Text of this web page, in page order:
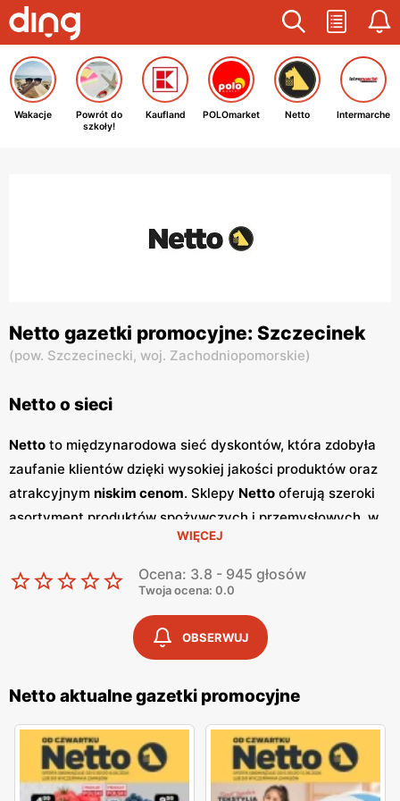
Wakacje
Powrót do
szkoły!
Kaufland POLOmarket Netto Intermarche
Netto gazetki promocyjne: Szczecinek
(pow. Szczecinecki, woj. Zachodniopomorskie)
Netto o sieci
Netto to międzynarodowa sieć dyskontów, która zdobyła
zaufanie klientów dzięki wysokiej jakości produktów oraz
atrakcyjnym niskim cenom. Sklepy Netto oferują szeroki
asortyment produktów spożywczych i przemysłowych, w
tym świeże owoce i warzywa, pieczywo, nabiał, mięso oraz
artykuły codziennego użytku. Klienci cenią sobie bogaty
wybór oraz częste
promocje, które umożliwiają
oszczędności na zakupach. Jednym z kluczowych
elementów strategii marketingowejNetto
gazetki promocyjne.Gazetki
najnowszepromocje
, specjalne oferty oraz sezonowe
wyprzedaże, dzięki czemu klienci mogą planować swoje
zakupy i korzystać z wyjątkowych okazji cenowych.
Publikacje te są dostępne zarówno w formie papierowej w
sklepach, jak i online, co umożliwia łatwy dostęp do
WIĘCEJ
Ocena: 3.8 - 945 głosów
Twoja ocena: 0.0
OBSERWUJ
Netto aktualne gazetki promocyjne